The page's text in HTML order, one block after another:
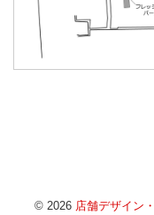
© 2026 店舗デザイン